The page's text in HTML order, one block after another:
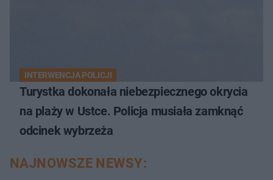
INTERWENCJA POLICJI
Turystka dokonała niebezpiecznego okrycia
na plaży w Ustce. Policja musiała zamknąć
odcinek wybrzeża
NAJNOWSZE NEWSY: